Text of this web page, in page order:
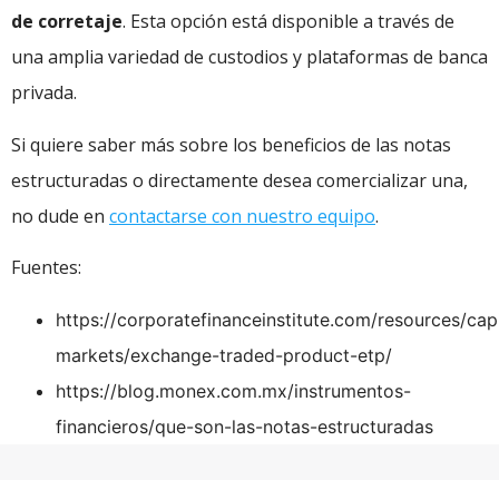
de corretaje. Esta opción está disponible a través de
una amplia variedad de custodios y plataformas de banca
privada.
Si quiere saber más sobre los beneficios de las notas
estructuradas o directamente desea comercializar una,
no dude en contactarse con nuestro equipo.
Fuentes:
https://corporatefinanceinstitute.com/resources/
markets/exchange-traded-product-etp/
https://blog.monex.com.mx/instrumentos-
financieros/que-son-las-notas-estructuradas